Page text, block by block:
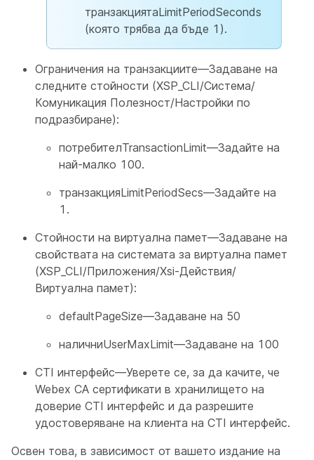
транзакциятаLimitPeriodSeconds
(която трябва да бъде 1).
Ограничения на транзакциите—Задаване на
следните стойности (XSP_CLI/Система/
Комуникация Полезност/Настройки по
подразбиране):
потребителTransactionLimit—Задайте на
най-малко 100.
транзакцияLimitPeriodSecs—Задайте на
1.
Стойности на виртуална памет—Задаване на
свойствата на системата за виртуална памет
(XSP_CLI/Приложения/Xsi-Действия/
Виртуална памет):
defaultPageSize—Задаване на 50
наличниUserMaxLimit—Задаване на 100
CTI интерфейс—Уверете се, за да качите, че
Webex CA сертификати в хранилището на
доверие CTI интерфейс и да разрешите
удостоверяване на клиента на CTI интерфейс.
Освен това, в зависимост от вашето издание на